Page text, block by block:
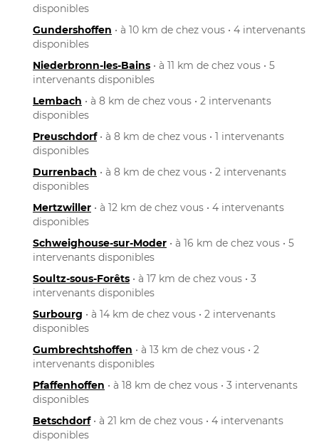
disponibles
Gundershoffen • à 10 km de chez vous • 4 intervenants
disponibles
Niederbronn-les-Bains • à 11 km de chez vous • 5
intervenants disponibles
Lembach • à 8 km de chez vous • 2 intervenants
disponibles
Preuschdorf• à 8 km de chez vous • 1 intervenants
disponibles
Durrenbach • à 8 km de chez vous • 2 intervenants
disponibles
Mertzwiller • à 12 km de chez vous • 4 intervenants
disponibles
Schweighouse-sur-Moder • à 16 km de chez vous • 5
intervenants disponibles
Soultz-sous-Forêts • à 17 km de chez vous • 3
intervenants disponibles
Surbourg • à 14 km de chez vous • 2 intervenants
disponibles
Gumbrechtshoffen • à 13 km de chez vous • 2
intervenants disponibles
Pfaffenhoffen • à 18 km de chez vous • 3 intervenants
disponibles
Betschdorf• à 21 km de chez vous • 4 intervenants
disponibles